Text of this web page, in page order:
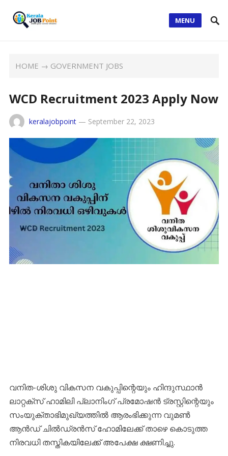
MENU
HOME → GOVERNMENT JOBS
WCD Recruitment 2023 Apply Now
keralajobpoint— September 22, 2023
വനിത-ശിശു വികസന വകുപ്പിന്റെയും ഹിന്ദുസ്ഥാൻ
ലാറ്റക്സ് ഹാമിലി പ്ലാനിംഗ് പ്രമോഷൻ ട്രസ്റ്റിന്റെയും
സംയുക്താഭിമുഖ്യത്തിൽ ആരംഭിക്കുന്ന വുമൺ
ആൻഡ് ചിൽഡ്രൻസ് ഹോമിലേക്ക് താഴെ കൊടുത്ത
നിരവധി തസ്തികയിലേക്ക് അപേക്ഷ ക്ഷണിച്ചു.